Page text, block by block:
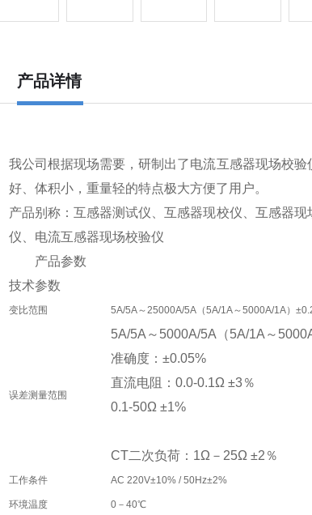
产品详情
我公司根据现场需要，研制出了电流互感器现场校
好、体积小，重量轻的特点极大方便了用户。
产品别称：互感器测试仪、互感器现校仪、互感器
仪、电流互感器现场校验仪
产品参数
技术参数
变比范围 5A/5A～25000A/5A（5A/1A～5000A/1A）
误差测量范围
5A/5A～5000A/5A（5A/1A～
准确度：±0.05%
直流电阻：0.0-0.1Ω ±3％
0.1-50Ω ±1%
CT二次负荷：1Ω－25Ω ±2％
工作条件 AC 220V±10% / 50Hz±2%
环境温度 0－40℃